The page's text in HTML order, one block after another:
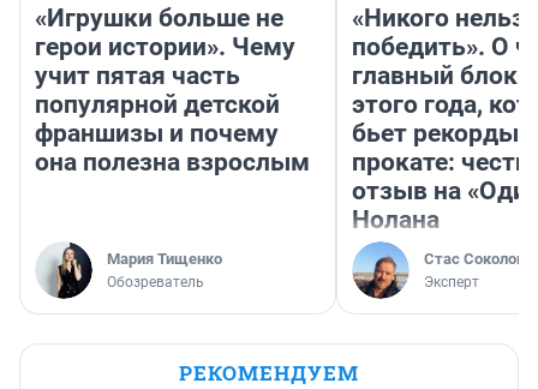
«Игрушки больше не
герои истории». Чему
учит пятая часть
популярной детской
франшизы и почему
она полезна взрослым
Мария Тищенко
Обозреватель
«Никого нельзя
победить». О
главный
этого года,
бьет рекорды в
прокате:
отзыв на
Нолана
Стас Соколов
Эксперт
РЕКОМЕНДУЕМ